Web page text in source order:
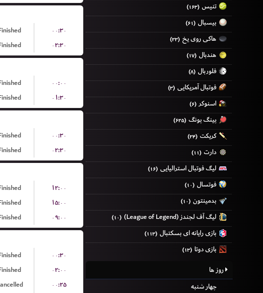
تنیس (۱۶۳)
بیسبال (۶۱)
هاکی روی یخ (۲۳)
هندبال (۱۷)
فلوربال (۸)
فوتبال آمریکایی (۳)
اسنوکر (۶)
پینگ پونگ (۶۲۵)
کریکت (۲۴)
دارت (۱۱)
لیگ فوتبال استرالیایی (۱۶)
فوتسال (۱۰)
بدمینتون (۱۰)
لیگ آف لجندز (League of Legend) (۱۰)
بازی رایانه ای بسکتبال (۱۱۳)
بازی دوتا (۱۳)
روز ها
چهار شنبه
۰۰:۳۰
۰۲:۳۰
۰۰:۰۰
۰۱:۳۰
۰۰:۳۰
۰۲:۳۰
۱۲:۰۰
۱۵:۰۰
۰۹:۰۰
۰۰:۳۰
۰۲:۰۰
۰۰:۲۵